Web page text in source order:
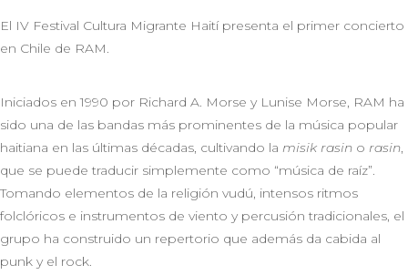
El IV Festival Cultura Migrante Haití presenta el primer concierto
en Chile de RAM.
Iniciados en 1990 por Richard A. Morse y Lunise Morse, RAM ha
sido una de las bandas más prominentes de la música popular
haitiana en las últimas décadas, cultivando la misik rasin o rasin,
que se puede traducir simplemente como “música de raíz”.
Tomando elementos de la religión vudú, intensos ritmos
folclóricos e instrumentos de viento y percusión tradicionales, el
grupo ha construido un repertorio que además da cabida al
punk y el rock.